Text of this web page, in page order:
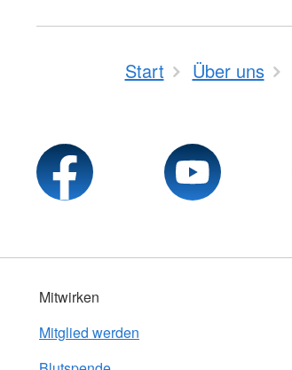
Start Über uns
Mitwirken
Mitglied werden